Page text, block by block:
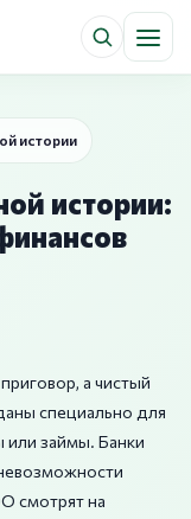
истории
истории:
а чистый
специально для
или займы. Банки
смотрят на